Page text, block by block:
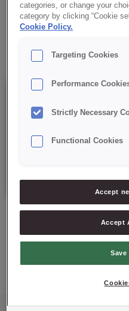
✔ Kakaowy smak
Szczegóły
Opakowanie : 15 kg netto
ZAPYTAJ
categories, or change your
category by clicking “Cookie
Cookie Policy.
Targeting Cookies
Performance
Strictly Necessary
Functional Cookies
Accept
Accept
Save